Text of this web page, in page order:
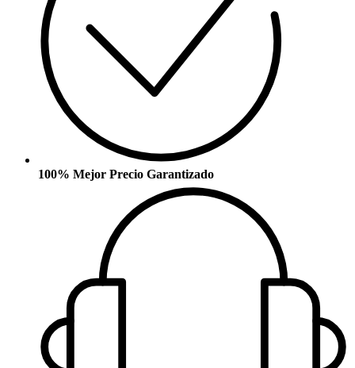
100% Mejor Precio Garantizado